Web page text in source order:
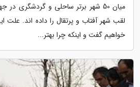
میان 50 شهر برتر ساحلی و
لقب شهر آفتاب و پرتقال را داده اند. علت
خواهیم گفت و اینکه چرا بهتر...